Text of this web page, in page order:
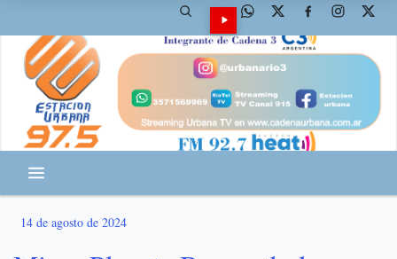
14 de agosto de 2024